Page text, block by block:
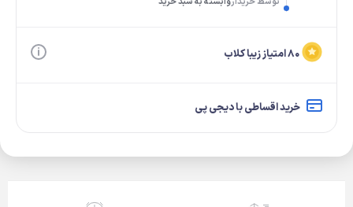
۸۰ امتیاز زیبا کلاب
خرید اقساطی با دیجی پی